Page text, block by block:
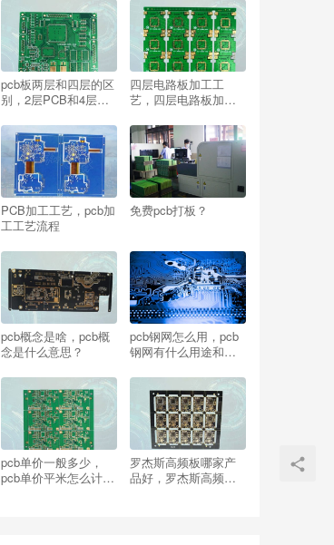
pcb板两层和四层的区
别，2层PCB和4层
四层电路板加工工
艺，四层电路板加工
PCB加工工艺，pcb加
工工艺流程
免费pcb打板？
pcb概念是啥，pcb概
念是什么意思？
pcb钢网怎么用，pcb
钢网有什么用途和作
pcb单价一般多少，
pcb单价平米怎么计
罗杰斯高频板哪家产
品好，罗杰斯高频板